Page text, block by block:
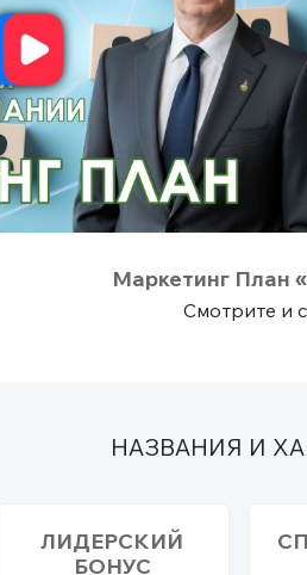
Маркетинг План
Смотрите и
НАЗВАНИЯ И
ЛИДЕРСКИЙ
БОНУС